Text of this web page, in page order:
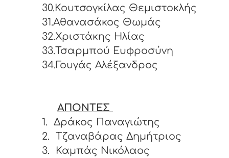
30.Κουτσογκίλας Θεμιστοκλής
31.Αθανασάκος Θωμάς
32.Χριστάκης Ηλίας
33.Τσαρμπού Ευφροσύνη
34.Γουγάς Αλέξανδρος
ΑΠΟΝΤΕΣ
1.
Δράκος Παναγιώτης
2.
Τζαναβάρας Δημήτριος
3.
Καμπάς Νικόλαος